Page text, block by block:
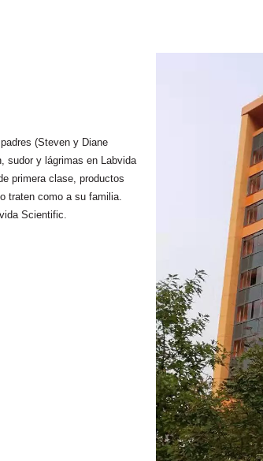
(Steven y Diane
sudor y lágrimas en Labvida
primera clase, productos
traten como a su familia.
Scientific.